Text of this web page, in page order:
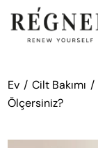
atla
Ev Cilt Bakımı
Ölçersiniz?